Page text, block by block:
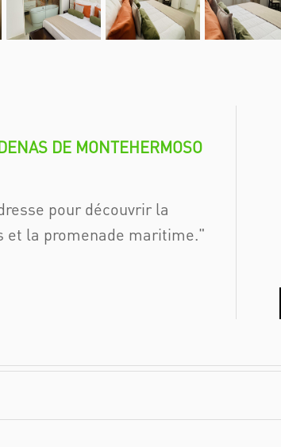
DE MONTEHERMOSO
pour découvrir la
et la promenade maritime.